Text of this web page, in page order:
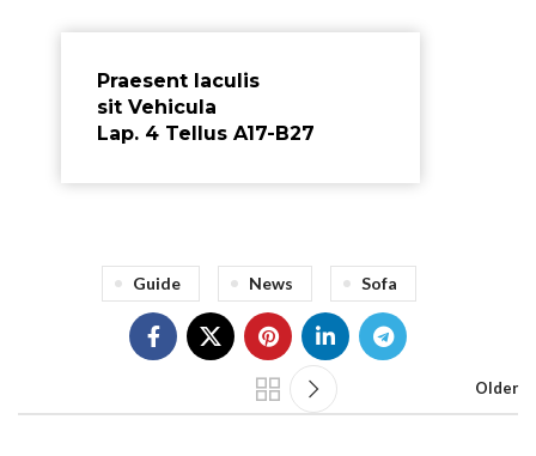
Praesent Iaculis
sit Vehicula
Lap. 4 Tellus A17-B27
Guide News Sofa
Older